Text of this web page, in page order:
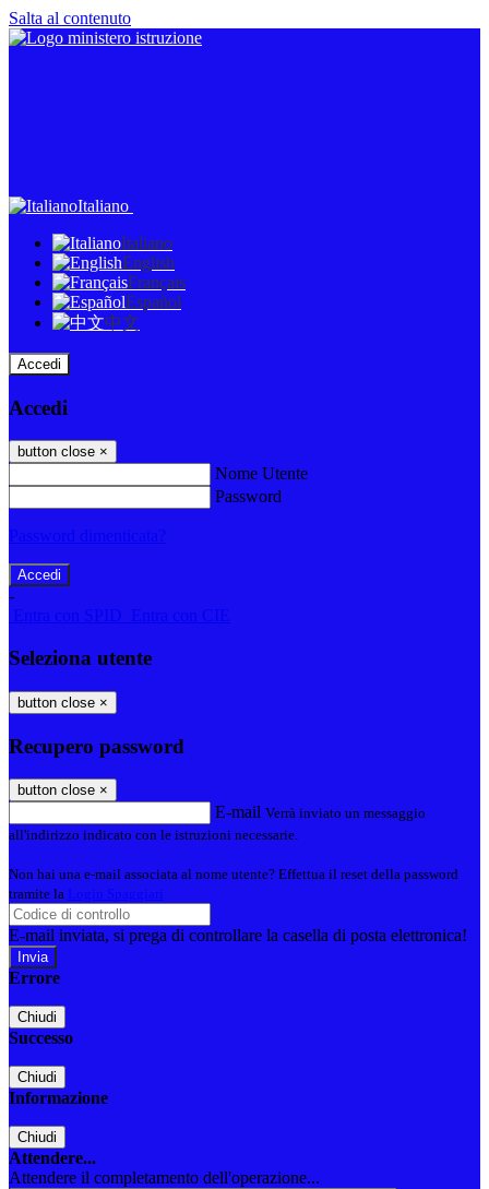
Salta al contenuto
Italiano
Italiano
English
Français
Español
中文
Accedi
Accedi
button close ×
Nome Utente
Password
-
Seleziona utente
button close ×
Recupero password
button close ×
E-mail Verrà inviato un messaggio
all'indirizzo indicato con le istruzioni necessarie.
Non hai una e-mail associata al nome utente? Effettua il reset della password
tramite la
E-mail inviata, si prega di controllare la casella di posta elettronica!
Errore
Chiudi
Successo
Chiudi
Informazione
Chiudi
Attendere...
Attendere il completamento dell'operazione...